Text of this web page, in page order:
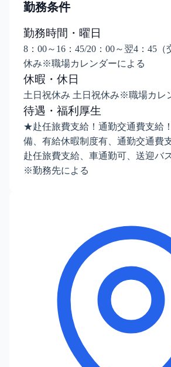
勤務条件
勤務時間・曜日
8：00～16：45/20：00～翌4：45
休み※職場カレンダーによる
休暇・休日
土日祝休み 土日祝休み※職場カレ
待遇・福利厚生
★赴任旅費支給！通勤交通費支給
備、有給休暇制度有、通勤交通費
赴任旅費支給、車通勤可、送迎バ
※勤務先による